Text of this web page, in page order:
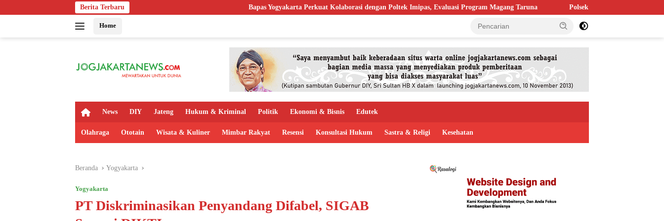
ke
Berita Terbaru Bapas Yogyakarta Perkuat Kolaborasi dengan Poltek Imipas, Evaluasi Program Magang Taruna Polsek Kaligondang Salurkan 1.200 Liter Air Bersih
Home
H
m
News DIY Jateng Hukum & Kriminal Politik Ekonomi & Bisnis Edutek
Olahraga Ototain Wisata & Kuliner Mimbar Rakyat Resensi Konsultasi Hukum Sastra & Religi Kesehatan
Beranda Yogyakarta
Yogyakarta
PT Diskriminasikan Penyandang Difabel, SIGAB